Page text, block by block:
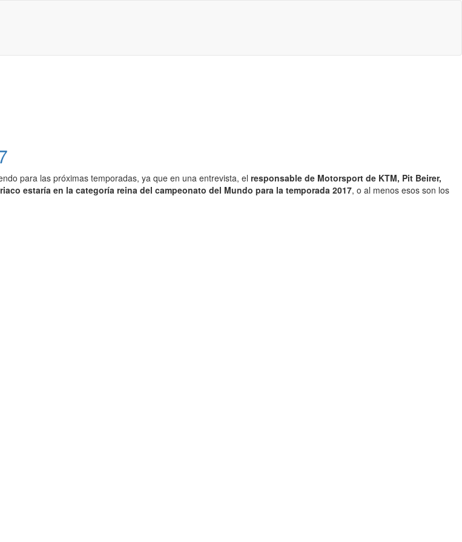
para las próximas temporadas, ya que en una entrevista, el responsable de Motorsport de KTM, Pit Beirer,
estaría en la categoría reina del campeonato del Mundo para la temporada 2017, o al menos esos son los